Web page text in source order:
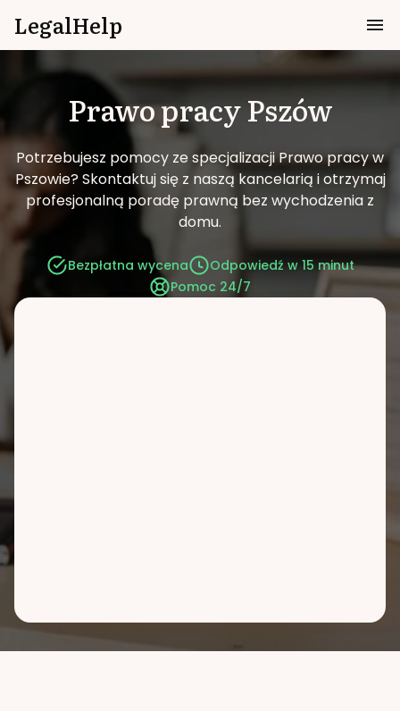
LegalHelp
Prawo pracyPszów
Potrzebujesz pomocy ze specjalizacji Prawo pracy w
Pszowie?Skontaktuj się z naszą kancelarią i otrzymaj
profesjonalną poradę prawną bez wychodzenia z
domu.
Bezpłatna wycena
Odpowiedź w 15 minut
Pomoc 24/7